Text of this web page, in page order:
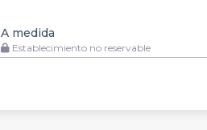
A medida
Establecimiento no reservable